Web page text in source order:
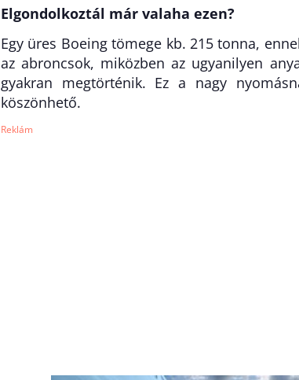
Elgondolkoztál már valaha ezen?
Egy üres Boeing tömege kb. 215 tonna,
az abroncsok, miközben az ugyanilyen
gyakran megtörténik. Ez a nagy
köszönhető.
Reklám